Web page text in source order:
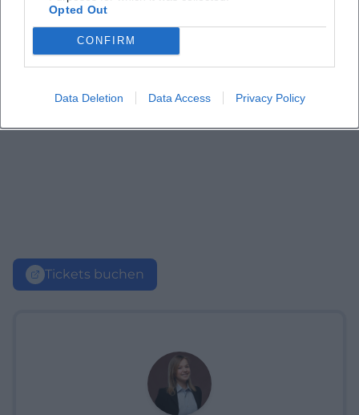
Opted Out
CONFIRM
Data Deletion Data Access Privacy Policy
Tickets buchen